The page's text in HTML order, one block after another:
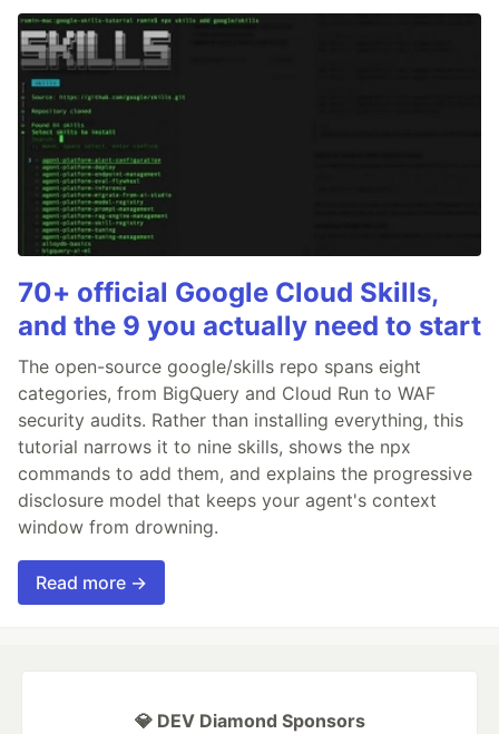
70+ official Google Cloud Skills,
and the 9 you actually need to start
The open-source google/skills repo spans eight
categories, from BigQuery and Cloud Run to WAF
security audits. Rather than installing everything, this
tutorial narrows it to nine skills, shows the npx
commands to add them, and explains the progressive
disclosure model that keeps your agent's context
window from drowning.
Read more →
💎 DEV Diamond Sponsors